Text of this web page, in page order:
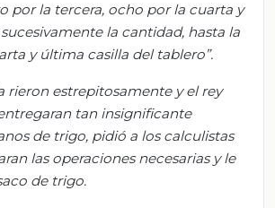
por la tercera, ocho por la cuarta y
la cantidad, hasta la
y última casilla del tablero”.
rieron estrepitosamente y el rey
tan insignificante
de trigo, pidió a los calculistas
las operaciones necesarias y le
de trigo.